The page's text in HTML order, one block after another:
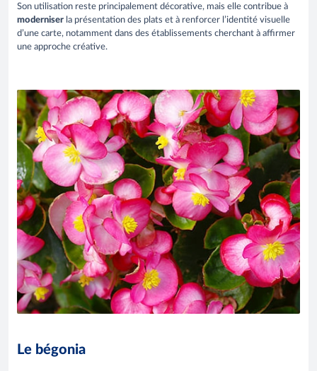
Son utilisation reste principalement décorative, mais elle contribue à
moderniser la présentation des plats et à renforcer l’identité visuelle
d’une carte, notamment dans des établissements cherchant à affirmer
une approche créative.
Le bégonia